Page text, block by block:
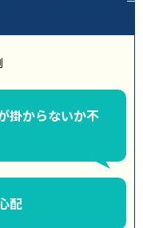
掛からないか不
配